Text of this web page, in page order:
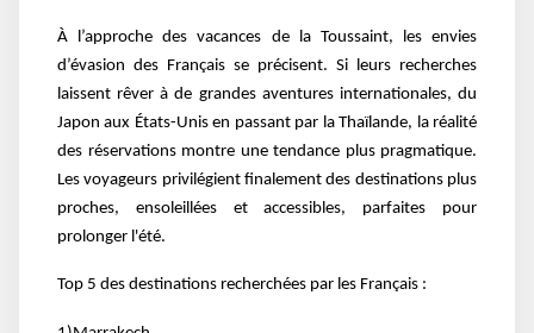
À l’approche des vacances de la Toussaint, les envies
d’évasion des Français se précisent. Si leurs recherches
laissent rêver à de grandes aventures internationales, du
Japon aux États-Unis en passant par la Thaïlande, la réalité
des réservations montre une tendance plus pragmatique.
Les voyageurs privilégient finalement des destinations plus
proches, ensoleillées et accessibles, parfaites pour
prolonger l'été.
Top 5 des destinations recherchées par les Français :